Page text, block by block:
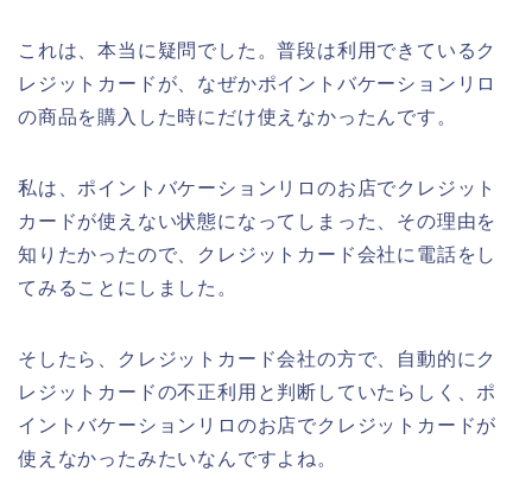
これは、本当に疑問でした。普段は利用できているク
レジットカードが、なぜかポイントバケーションリロ
の商品を購入した時にだけ使えなかったんです。
私は、ポイントバケーションリロのお店でクレジット
カードが使えない状態になってしまった、その理由を
知りたかったので、クレジットカード会社に電話をし
てみることにしました。
そしたら、クレジットカード会社の方で、自動的にク
レジットカードの不正利用と判断していたらしく、ポ
イントバケーションリロのお店でクレジットカードが
使えなかったみたいなんですよね。